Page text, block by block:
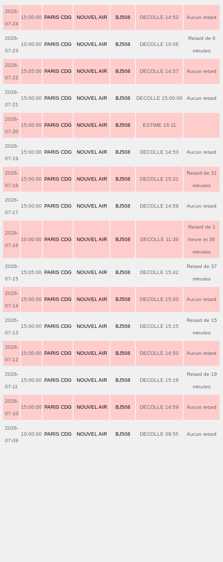
2026-
07-24
15:00:00 PARIS CDG NOUVEL AIR BJ508 DECOLLE 14:52 Aucun retard
2026-
07-23
10:00:00 PARIS CDG NOUVEL AIR BJ508 DECOLLE 10:06
Retard de 6
minutes
2026-
07-22
15:05:00 PARIS CDG NOUVEL AIR BJ508 DECOLLE 14:57 Aucun retard
2026-
07-21
15:00:00 PARIS CDG NOUVEL AIR BJ508 DECOLLE 15:00:00 Aucun retard
2026-
07-20
15:00:00 PARIS CDG NOUVEL AIR BJ508 ESTIME 16:11
2026-
07-19
15:00:00 PARIS CDG NOUVEL AIR BJ508 DECOLLE 14:53 Aucun retard
2026-
07-18
15:00:00 PARIS CDG NOUVEL AIR BJ508 DECOLLE 15:31
Retard de 31
minutes
2026-
07-17
15:00:00 PARIS CDG NOUVEL AIR BJ508 DECOLLE 14:59 Aucun retard
2026-
07-16
10:00:00 PARIS CDG NOUVEL AIR BJ508 DECOLLE 11:36
Retard de 1
heure et 36
minutes
2026-
07-15
15:05:00 PARIS CDG NOUVEL AIR BJ508 DECOLLE 15:42
Retard de 37
minutes
2026-
07-14
15:00:00 PARIS CDG NOUVEL AIR BJ508 DECOLLE 15:00 Aucun retard
2026-
07-13
15:00:00 PARIS CDG NOUVEL AIR BJ508 DECOLLE 15:15
Retard de 15
minutes
2026-
07-12
15:00:00 PARIS CDG NOUVEL AIR BJ508 DECOLLE 14:50 Aucun retard
2026-
07-11
15:00:00 PARIS CDG NOUVEL AIR BJ508 DECOLLE 15:19
Retard de 19
minutes
2026-
07-10
15:00:00 PARIS CDG NOUVEL AIR BJ508 DECOLLE 14:59 Aucun retard
2026-
07-09
10:00:00 PARIS CDG NOUVEL AIR BJ508 DECOLLE 09:55 Aucun retard